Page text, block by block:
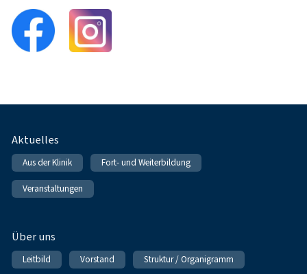
Fußnavigation
Aktuelles
Aus der Klinik Fort- und Weiterbildung
Veranstaltungen
Über uns
Leitbild Vorstand Struktur / Organigramm